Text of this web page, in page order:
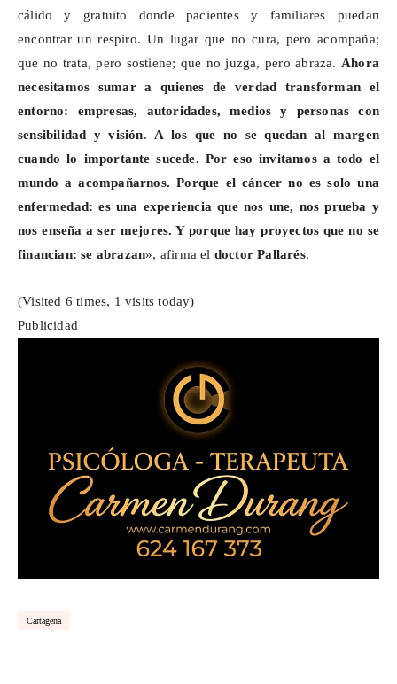
cálido y gratuito donde pacientes y familiares puedan
encontrar un respiro. Un lugar que no cura, pero acompaña;
que no trata, pero sostiene; que no juzga, pero abraza. Ahora
necesitamos sumar a quienes de verdad transforman el
entorno: empresas, autoridades, medios y personas con
sensibilidad y visión.A los que no se quedan al margen
cuando lo importante sucede. Por eso invitamos a todo el
mundo a acompañarnos. Porque el cáncer no es solo una
enfermedad: es una experiencia que nos une, nos prueba y
nos enseña a ser mejores. Y porque hay proyectos que no se
financian: se abrazan», afirma el doctor Pallarés.
(Visited 6 times, 1 visits today)
Publicidad
Cartagena